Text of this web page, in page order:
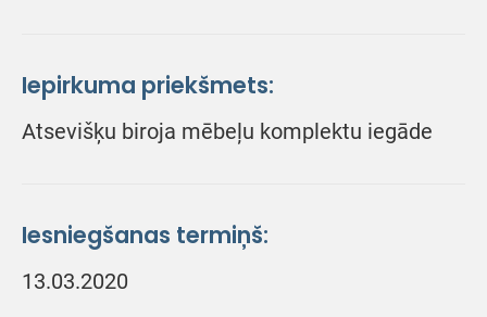
Iepirkuma priekšmets:
Atsevišķu biroja mēbeļu komplektu iegāde
Iesniegšanas termiņš:
13.03.2020